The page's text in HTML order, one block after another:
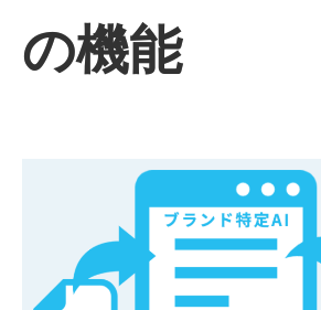
の機能